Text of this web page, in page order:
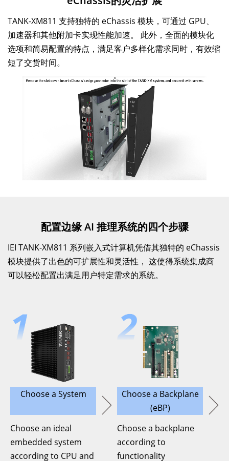
TANK-XM811 支持独特的 eChassis 模块，可通过 GPU、
加速器和其他附加卡实现性能加速。 此外，全面的模块化
选项和简易配置的特点，满足客户多样化需求同时，有效缩
短了交货时间。
配置边缘 AI 推理系统的四个步骤
IEI TANK-XM811 系列嵌入式计算机凭借其独特的 eChassis
模块提供了出色的可扩展性和灵活性， 这使得系统集成商
可以轻松配置出满足用户特定需求的系统。
Choose a System
Choose an ideal
embedded system
according to CPU and
Choose a Backplane
(eBP)
Choose a backplane
according to
functionality